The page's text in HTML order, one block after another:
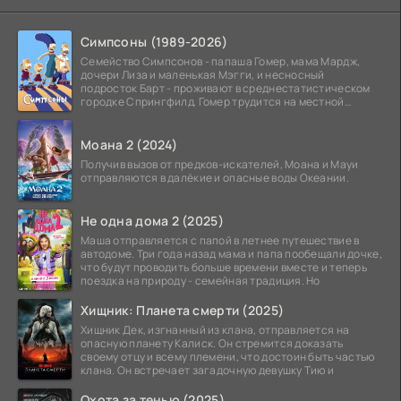
Симпсоны (1989-2026)
Семейство Симпсонов - папаша Гомер, мама Мардж,
дочери Лиза и маленькая Мэгги, и несносный
подросток Барт - проживают в среднестатистическом
городке Спрингфилд. Гомер трудится на местной
Моана 2 (2024)
Получив вызов от предков-искателей, Моана и Мауи
отправляются в далёкие и опасные воды Океании.
Не одна дома 2 (2025)
Маша отправляется с папой в летнее путешествие в
автодоме. Три года назад мама и папа пообещали дочке,
что будут проводить больше времени вместе и теперь
поездка на природу - семейная традиция. Но
Хищник: Планета смерти (2025)
Хищник Дек, изгнанный из клана, отправляется на
опасную планету Калиск. Он стремится доказать
своему отцу и всему племени, что достоин быть частью
клана. Он встречает загадочную девушку Тию и